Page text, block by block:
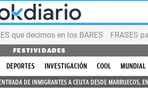
que decimos en los BARES FRASES
FESTIVIDADES
DEPORTES INVESTIGACIÓN COOL
MUNDIAL
DE INMIGRANTES A CEUTA DESDE MARRUECOS,